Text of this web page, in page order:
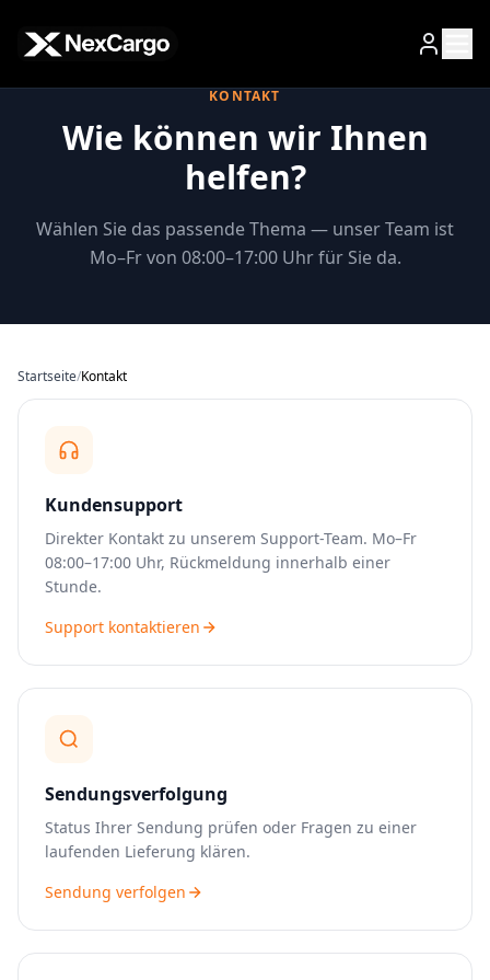
KONTAKT
Wie können wir Ihnen
helfen?
Wählen Sie das passende Thema — unser Team ist
Mo–Fr von 08:00–17:00 Uhr für Sie da.
Startseite/Kontakt
Kundensupport
Direkter Kontakt zu unserem Support-Team. Mo–Fr
08:00–17:00 Uhr, Rückmeldung innerhalb einer
Stunde.
Support kontaktieren
Sendungsverfolgung
Status Ihrer Sendung prüfen oder Fragen zu einer
laufenden Lieferung klären.
Sendung verfolgen